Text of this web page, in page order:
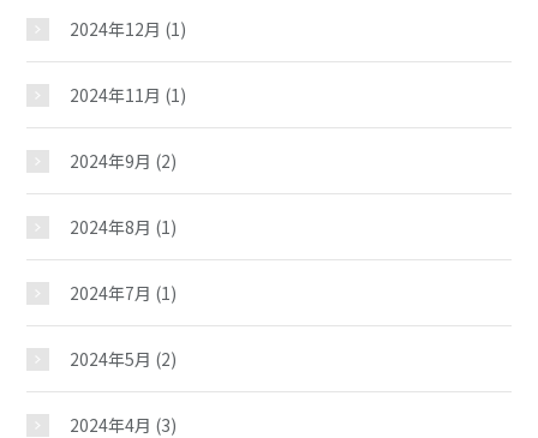
2024年12月 (1)
2024年11月 (1)
2024年9月 (2)
2024年8月 (1)
2024年7月 (1)
2024年5月 (2)
2024年4月 (3)